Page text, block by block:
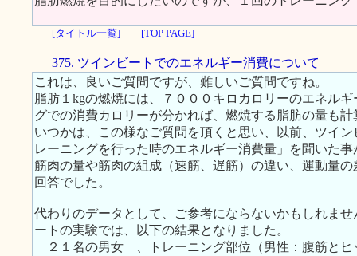
[タイトル一覧] [TOP PAGE]
375. ツインビートでのエネルギー消費について
これは、良いご質問ですが、難しいご質問ですね。
脂肪１kgの燃焼には、７０００キロカロリーのエネル
グでの消費カロリーが分かれば、燃焼する脂肪の量も
いつかは、この様なご質問を頂くと思い、以前、ツイ
レーニングを行った時のエネルギー消費量」を聞いた
筋肉の量や筋肉の組成（速筋、遅筋）の違い、運動量
回答でした。
代わりのデータとして、ご参考にならないかもしれま
ートの実験では、以下の結果となりました。
２１名の男女 、トレーニング部位（男性：腹筋とヒ